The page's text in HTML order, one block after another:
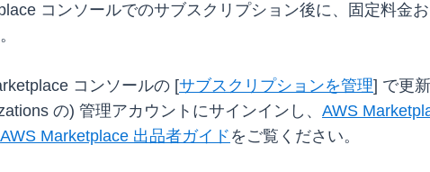
コンソールでのサブスクリプション後に、固定料金
コンソールの [サブスクリプションを管理] で更
の) 管理アカウントにサインインし、 AWS
AWS Marketplace 出品者ガイド をご覧ください。